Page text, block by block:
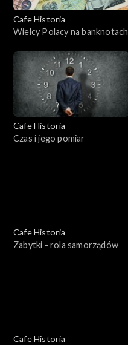
Cafe Historia
Wielcy Polacy na banknotach
Cafe Historia
Czas i jego pomiar
Cafe Historia
Zabytki - rola samorządów
Cafe Historia